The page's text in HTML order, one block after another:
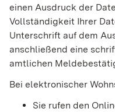
einen Ausdruck der
Vollständigkeit Ihrer
Unterschrift auf dem
anschließend eine
amtlichen
Bei elektronischer
Sie rufen den